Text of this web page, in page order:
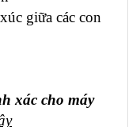
giữa các con
xác cho máy